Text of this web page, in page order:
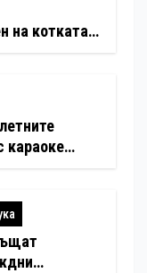
на котката
караоке